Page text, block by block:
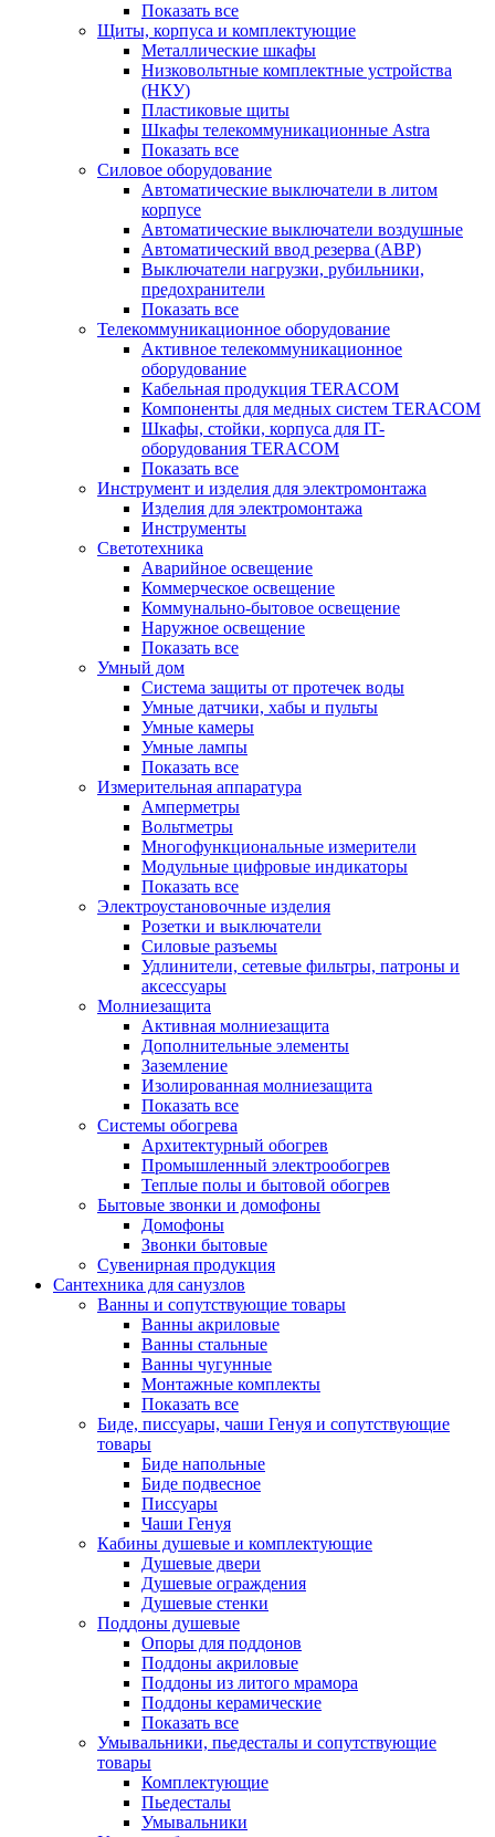
Показать все
Щиты, корпуса и комплектующие
Металлические шкафы
Низковольтные комплектные устройства
(НКУ)
Пластиковые щиты
Шкафы телекоммуникационные Astra
Показать все
Силовое оборудование
Автоматические выключатели в литом
корпусе
Автоматические выключатели воздушные
Автоматический ввод резерва (АВР)
Выключатели нагрузки, рубильники,
предохранители
Показать все
Телекоммуникационное оборудование
Активное телекоммуникационное
оборудование
Кабельная продукция TERACOM
Компоненты для медных систем TERACOM
Шкафы, стойки, корпуса для IT-
оборудования TERACOM
Показать все
Инструмент и изделия для электромонтажа
Изделия для электромонтажа
Инструменты
Светотехника
Аварийное освещение
Коммерческое освещение
Коммунально-бытовое освещение
Наружное освещение
Показать все
Умный дом
Система защиты от протечек воды
Умные датчики, хабы и пульты
Умные камеры
Умные лампы
Показать все
Измерительная аппаратура
Амперметры
Вольтметры
Многофункциональные измерители
Модульные цифровые индикаторы
Показать все
Электроустановочные изделия
Розетки и выключатели
Силовые разъемы
Удлинители, сетевые фильтры, патроны и
аксессуары
Молниезащита
Активная молниезащита
Дополнительные элементы
Заземление
Изолированная молниезащита
Показать все
Системы обогрева
Архитектурный обогрев
Промышленный электрообогрев
Теплые полы и бытовой обогрев
Бытовые звонки и домофоны
Домофоны
Звонки бытовые
Сувенирная продукция
Сантехника для санузлов
Ванны и сопутствующие товары
Ванны акриловые
Ванны стальные
Ванны чугунные
Монтажные комплекты
Показать все
Биде, писсуары, чаши Генуя и сопутствующие
товары
Биде напольные
Биде подвесное
Писсуары
Чаши Генуя
Кабины душевые и комплектующие
Душевые двери
Душевые ограждения
Душевые стенки
Поддоны душевые
Опоры для поддонов
Поддоны акриловые
Поддоны из литого мрамора
Поддоны керамические
Показать все
Умывальники, пьедесталы и сопутствующие
товары
Комплектующие
Пьедесталы
Умывальники